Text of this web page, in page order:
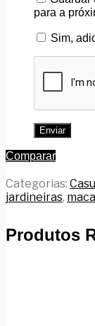
para a
Sim,
Comparar
Categorias:
jardineiras,
Produtos